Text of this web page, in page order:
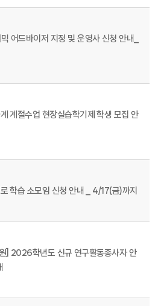
어드바이저 지정 및 운영사 신청 안내_
계절수업 현장실습학기제 학생 모집 안
학습 소모임 신청 안내 _ 4/17(금)까지
] 2026학년도 신규 연구활동종사자 안